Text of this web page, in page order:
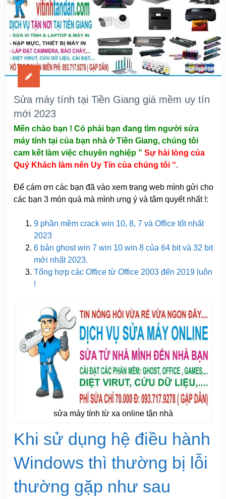
Sửa máy tính tại Tiền Giang giá mềm uy tín
mới 2023
Mến chào bạn ! Có phải bạn đang tìm người sửa
máy tính tại của bạn nhà ở Tiền Giang, chúng tôi
cam kết làm việc chuyên nghiệp ” Sự hài lòng của
Quý Khách làm nên Uy Tín của chúng tôi “.
Để cám ơn các bạn đã vào xem trang web mình gửi cho
các bạn 3 món quà mà mình ưng ý và tâm quyết nhất !:
9 phần mềm crack win 10, 8, 7 và Office tốt nhất
2023
6 bản ghost win 7 win 10 win 8 của 64 bit và 32 bit
mới nhất 2023.
Tổng hợp các Office từ Office 2003 đến 2019 luôn
!
sửa máy tính từ xa online tận nhà
Khi sử dụng hệ điều hành
Windows thì thường bị lỗi
thường gặp như sau